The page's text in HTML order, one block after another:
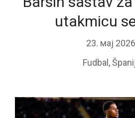
utakmicu
23. мај
Fudbal ,